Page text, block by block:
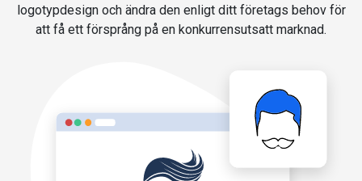
logotypdesign och ändra den enligt ditt företags behov för
att få ett försprång på en konkurrensutsatt marknad.